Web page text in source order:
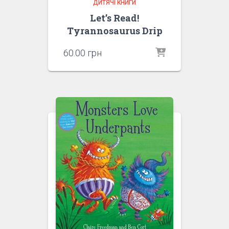
ДИТЯЧІ КНИГИ
Let’s Read!
Tyrannosaurus Drip
60.00 грн